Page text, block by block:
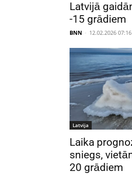
Latvijā
-15 grādiem
BNN - 12.02.2026 07:16
Latvija
Laika
sniegs,
20 grādiem